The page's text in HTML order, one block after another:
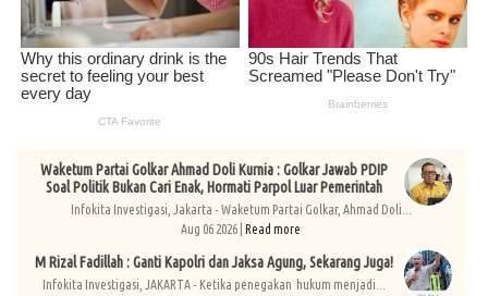
Waketum Partai Golkar Ahmad Doli Kurnia : Golkar Jawab PDIP
Soal Politik Bukan Cari Enak, Hormati Parpol Luar Pemerintah
Infokita Investigasi, Jakarta - Waketum Partai Golkar, Ahmad Doli...
Aug 06 2026 | Read more
M Rizal Fadillah : Ganti Kapolri dan Jaksa Agung, Sekarang Juga!
Infokita Investigasi, JAKARTA - Ketika penegakan hukum menjadi...